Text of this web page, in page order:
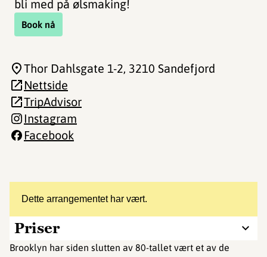
bli med på ølsmaking!
Book nå
Dette arrangementet har vært.
Priser
Brooklyn har siden slutten av 80-tallet vært et av de
Thor Dahlsgate 1-2, 3210 Sandefjord
Nettside
TripAdvisor
Instagram
Facebook